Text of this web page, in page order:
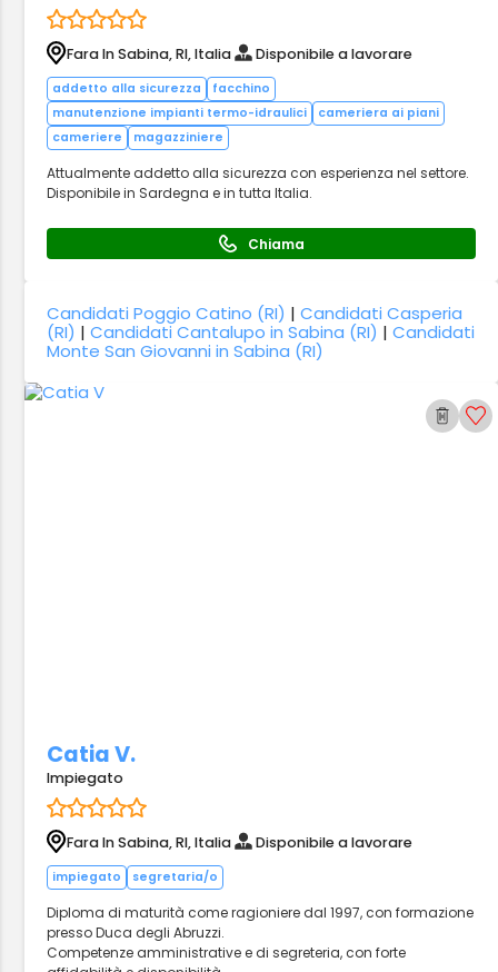
Fara In Sabina, RI, Italia Disponibile a lavorare
addetto alla sicurezza
facchino
manutenzione impianti termo-idraulici
cameriera ai piani
cameriere
magazziniere
Attualmente addetto alla sicurezza con esperienza nel settore.
Disponibile in Sardegna e in tutta Italia.
Chiama
Candidati Poggio Catino (RI) |Candidati Casperia
(RI) |Candidati Cantalupo in Sabina (RI) |Candidati
Monte San Giovanni in Sabina (RI)
Catia V.
Impiegato
Fara In Sabina, RI, Italia Disponibile a lavorare
impiegato segretaria/o
Diploma di maturità come ragioniere dal 1997, con formazione
presso Duca degli Abruzzi.
Competenze amministrative e di segreteria, con forte